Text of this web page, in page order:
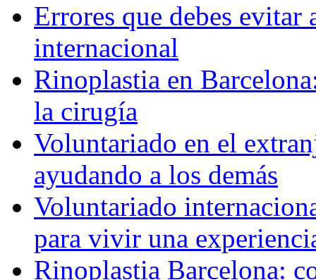
Errores que debes
internacional
Rinoplastia en
la cirugía
Voluntariado en el
ayudando a los demás
Voluntariado
para vivir una
Rinoplastia Barcelona: